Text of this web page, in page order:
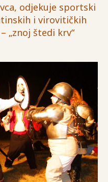
odjekuje sportski
i virovitičkih
„znoj štedi krv“